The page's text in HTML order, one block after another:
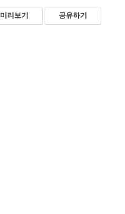
미리보기 공유하기